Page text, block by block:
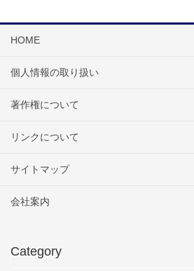
HOME
個人情報の取り扱い
著作権について
リンクについて
サイトマップ
会社案内
Category